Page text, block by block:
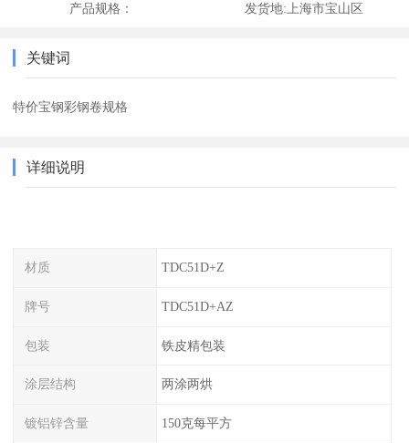
产品规格： 发货地: 上海市宝山区
关键词
特价宝钢彩钢卷规格
详细说明
材质 TDC51D+Z
牌号 TDC51D+AZ
包装 铁皮精包装
涂层结构 两涂两烘
镀铝锌含量 150克每平方